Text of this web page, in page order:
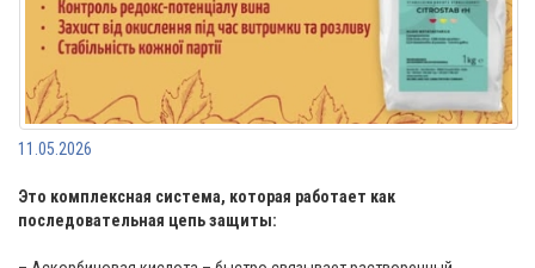
11.05.2026
Это комплексная система, которая работает как
последовательная цепь защиты: